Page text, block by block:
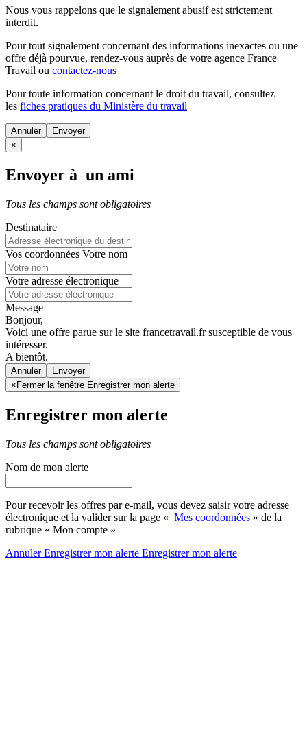
Nous vous rappelons que le signalement abusif est strictement
interdit.
Pour tout signalement concernant des informations inexactes ou une
offre déjà pourvue, rendez-vous auprès de votre agence France
Travail ou contactez-nous
Pour toute information concernant le droit du travail, consultez
les fiches pratiques du Ministère du travail
Annuler
×
Envoyer à un ami
Tous les champs sont obligatoires
Destinataire
Vos coordonnées Votre nom
Votre adresse électronique
Message
Bonjour,
Voici une offre parue sur le site francetravail.fr susceptible de vous
intéresser.
A bientôt.
Annuler
× Fermer la fenêtre Enregistrer mon alerte
Enregistrer mon alerte
Tous les champs sont obligatoires
Nom de mon alerte
Pour recevoir les offres par e-mail, vous devez saisir votre adresse
électronique et la valider sur la page « Mes coordonnées » de la
rubrique « Mon compte »
AnnulerEnregistrer mon alerte Enregistrermon alerte